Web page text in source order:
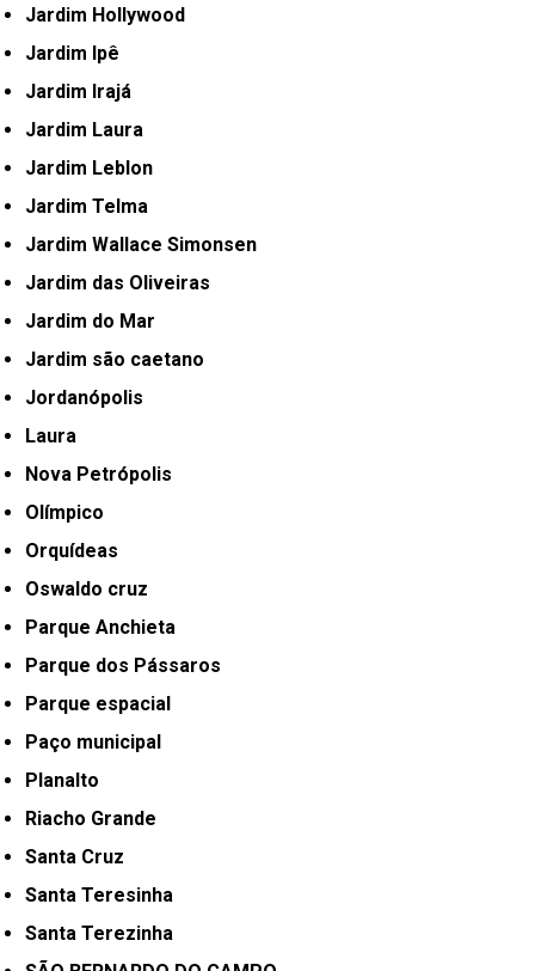
Jardim Hollywood
Jardim Ipê
Jardim Irajá
Jardim Laura
Jardim Leblon
Jardim Telma
Jardim Wallace Simonsen
Jardim das Oliveiras
Jardim do Mar
Jardim são caetano
Jordanópolis
Laura
Nova Petrópolis
Olímpico
Orquídeas
Oswaldo cruz
Parque Anchieta
Parque dos Pássaros
Parque espacial
Paço municipal
Planalto
Riacho Grande
Santa Cruz
Santa Teresinha
Santa Terezinha